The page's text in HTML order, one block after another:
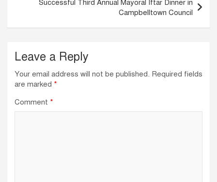
Successful Third Annual Mayoral Iftar Dinner in
Campbelltown Council
Leave a Reply
Your email address will not be published. Required fields
are marked *
Comment *